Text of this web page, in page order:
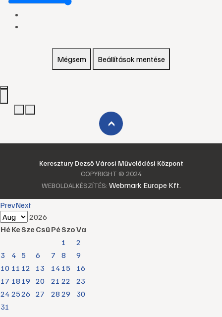
Mégsem Beállítások mentése
›
Keresztury Dezső Városi Művelődési Központ
COPYRIGHT © 2024
WEBOLDALKÉSZÍTÉS: Webmark Europe Kft.
PrevNext
2026
HéKeSzeCsüPéSzoVa
1
2
3
4 5 6 7 8
9
10 11 12 13 14 15
16
17 18 19 20 21 22
23
24 2526 27 28 29
30
31